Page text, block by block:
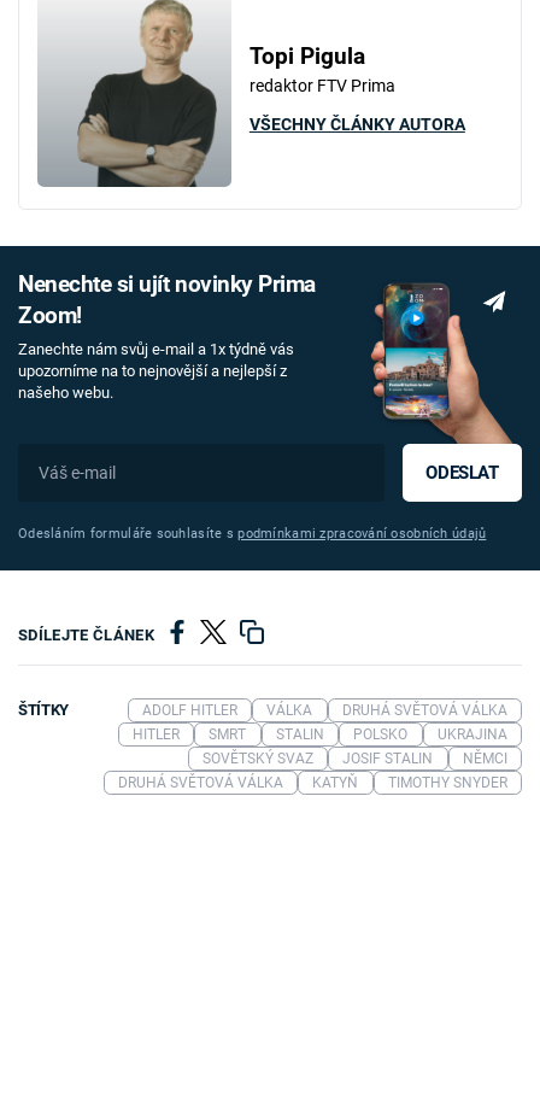
Topi Pigula
redaktor FTV Prima
VŠECHNY ČLÁNKY AUTORA
Nenechte si ujít novinky Prima
Zoom!
Zanechte nám svůj e-mail a 1x týdně vás
upozorníme na to nejnovější a nejlepší z
našeho webu.
ODESLAT
Odesláním formuláře souhlasíte spodmínkami zpracování osobních údajů
SDÍLEJTE ČLÁNEK
ŠTÍTKY ADOLF HITLER VÁLKA
DRUHÁ SVĚTOVÁ VÁLKA
HITLER
SMRT STALIN POLSKO
UKRAJINA
SOVĚTSKÝ SVAZ
JOSIF STALIN
NĚMCI
DRUHÁ SVĚTOVÁ VÁLKA
KATYŇ TIMOTHY SNYDER